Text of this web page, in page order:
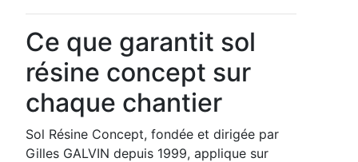
Ce que garantit sol
résine concept sur
chaque chantier
Sol Résine Concept, fondée et dirigée par
Gilles GALVIN depuis 1999, applique sur